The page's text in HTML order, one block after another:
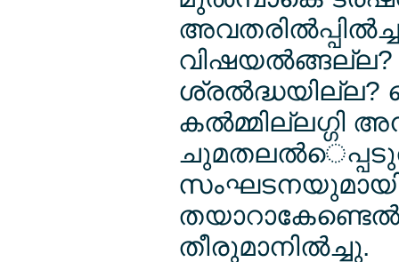
വിഷയല്‍ങ്ങല്ല?
കല്‍മ്മില്ലഗ്ഗി
സംഘടനയുമായി
തീരുമാനില്‍ച്ചു.